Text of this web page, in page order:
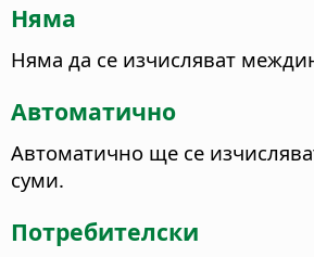
Няма
Няма да се изчисляват
Автоматично
Автоматично ще се
суми.
Потребителски